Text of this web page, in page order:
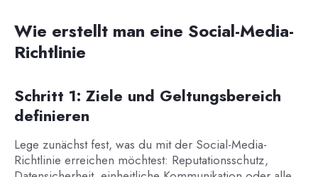
Wie erstellt man eine Social-Media-
Richtlinie
Schritt 1: Ziele und Geltungsbereich
definieren
Lege zunächst fest, was du mit der Social-Media-
Richtlinie erreichen möchtest: Reputationsschutz,